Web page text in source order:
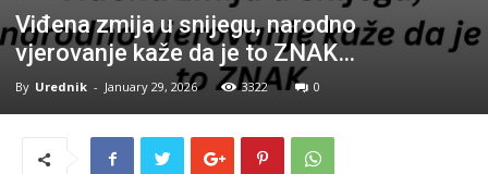
Viđena zmija u snijegu, narodno
vjerovanje kaže da je to ZNAK…
By Urednik - January 29, 2026 3322 0